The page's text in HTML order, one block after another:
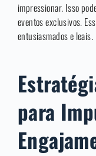
impressionar. Isso
eventos exclusivos.
entusiasmados e leais.
para